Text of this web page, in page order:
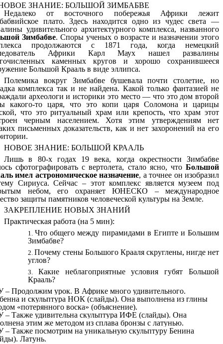
ЗНАНИЕ: БОЛЬШОЙ ЗИМБАБВЕ
Недалеко от восточного побережья Африки лежит
плато. Здесь находится одно из чудес света —
удивительного архитектурного комплекса, названного
Зимбабве. Споры ученых о возрасте и назначении этого
продолжаются с 1871 года, когда немецкий
Африки Карл Маух нашел развалины
каменных кругов и хорошо сохранившееся
Большой Крааль в виде эллипса.
Полемика вокруг Зимбабве бушевала почти столетие, но
комплекса так и не найдена. Какой только фантазией не
археологи и историки это место — что это дом второй
какого-то царя, что это копи царя Соломона и царицы
что это ритуальный храм или крепость, что храм этот
черным населением. Хотя этим утверждениям нет
письменных доказательств, как и нет захоронений на его
НОВОЕ ЗНАНИЕ: БОЛЬШОЙ КРААЛЬ
Лишь в 80-х годах 19 века, когда окрестности Зимбабве
сфотографировать с вертолета, стало ясно, что Большой
имел астрономическое назначение, а точнее он изобразил
Сириуса. Сейчас – этот комплекс является музеем под
небом, его охраняет ЮНЕСКО – международное
защиты памятников человеческой культуры на Земле.
ЗАКРЕПЛЕНИЕ НОВЫХ ЗНАНИЙ
Практическая работа (на 5 мин):
Что общего между пирамидами в Египте и Большим
Зимбабве?
Почему стены Большого Крааля скруглены, нигде нет
углов?
Какие неблагоприятные условия губят Большой
Крааль?
– Продолжим урок. В Африке много удивительного.
и скульптура НОК (слайды). Она выполнена из глины
«потерянного воска» (объяснение).
– Также удивительна скульптура ИФЕ (слайды). Она
этим же методом из сплава бронзы с латунью.
– Также посмотрим на уникальную скульптуру Бенина
Латунь.